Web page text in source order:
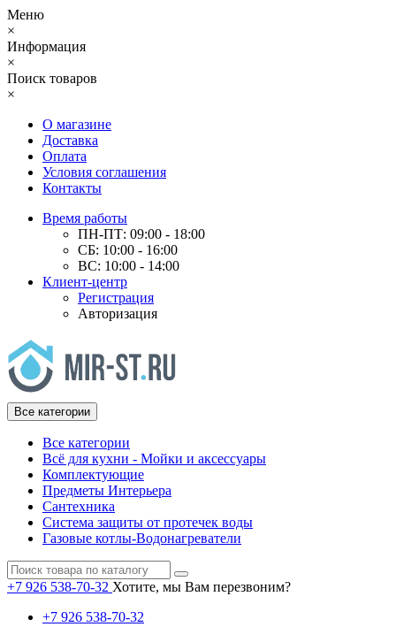
Меню
×
Информация
×
Поиск товаров
×
О магазине
Доставка
Оплата
Условия соглашения
Контакты
Время работы
ПН-ПТ: 09:00 - 18:00
СБ: 10:00 - 16:00
ВС: 10:00 - 14:00
Клиент-центр
Регистрация
Авторизация
Все категории
Все категории
Всё для кухни - Мойки и аксессуары
Комплектующие
Предметы Интерьера
Сантехника
Система защиты от протечек воды
Газовые котлы-Водонагреватели
+7 926 538-70-32 Хотите, мы Вам перезвоним?
+7 926 538-70-32